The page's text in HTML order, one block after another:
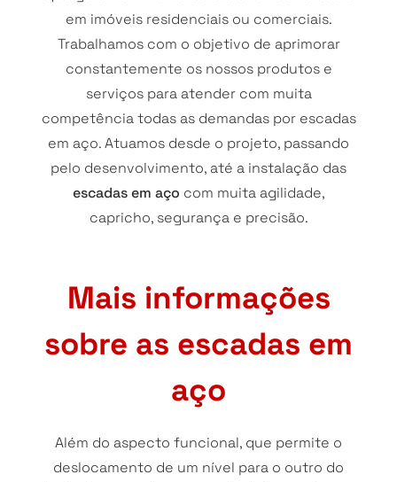
em imóveis residenciais ou comerciais.
Trabalhamos com o objetivo de aprimorar
constantemente os nossos produtos e
serviços para atender com muita
competência todas as demandas por escadas
em aço. Atuamos desde o projeto, passando
pelo desenvolvimento, até a instalação das
escadas em aço com muita agilidade,
capricho, segurança e precisão.
Mais informações
sobre as escadas em
aço
Além do aspecto funcional, que permite o
deslocamento de um nível para o outro do